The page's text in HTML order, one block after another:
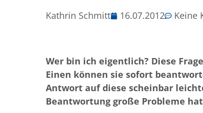
Kathrin Schmitt 16.07.2012 Keine
Wer bin ich eigentlich? Diese
Einen können sie sofort
Antwort auf diese scheinbar
Beantwortung große Probleme